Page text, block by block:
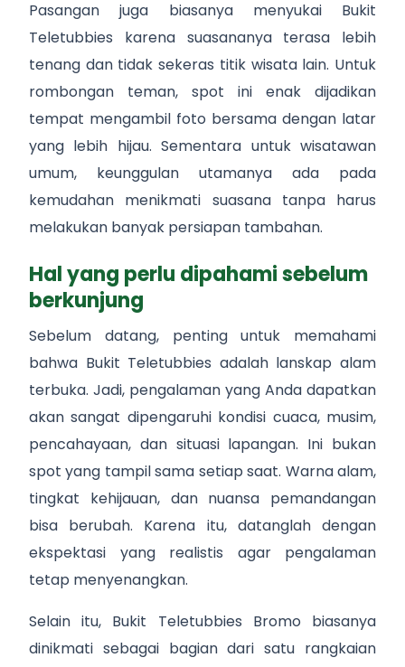
Pasangan juga biasanya menyukai Bukit
Teletubbies karena suasananya terasa lebih
tenang dan tidak sekeras titik wisata lain. Untuk
rombongan teman, spot ini enak dijadikan
tempat mengambil foto bersama dengan latar
yang lebih hijau. Sementara untuk wisatawan
umum, keunggulan utamanya ada pada
kemudahan menikmati suasana tanpa harus
melakukan banyak persiapan tambahan.
Hal yang perlu dipahami sebelum
berkunjung
Sebelum datang, penting untuk memahami
bahwa Bukit Teletubbies adalah lanskap alam
terbuka. Jadi, pengalaman yang Anda dapatkan
akan sangat dipengaruhi kondisi cuaca, musim,
pencahayaan, dan situasi lapangan. Ini bukan
spot yang tampil sama setiap saat. Warna alam,
tingkat kehijauan, dan nuansa pemandangan
bisa berubah. Karena itu, datanglah dengan
ekspektasi yang realistis agar pengalaman
tetap menyenangkan.
Selain itu, Bukit Teletubbies Bromo biasanya
dinikmati sebagai bagian dari satu rangkaian